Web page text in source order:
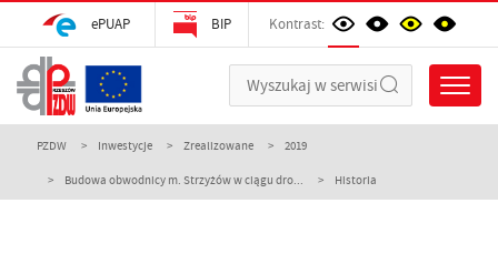
ePUAP BIP Kontrast:
PZDW Inwestycje Zrealizowane 2019
Budowa obwodnicy m. Strzyżów w ciągu dro... Historia